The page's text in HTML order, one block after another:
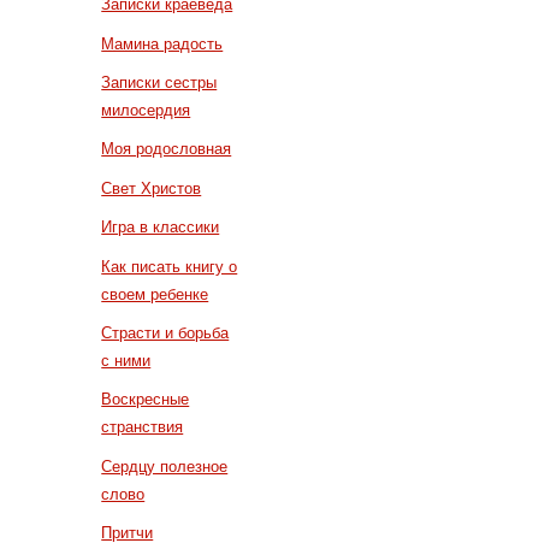
Записки краеведа
Мамина радость
Записки сестры
милосердия
Моя родословная
Свет Христов
Игра в классики
Как писать книгу о
своем ребенке
Страсти и борьба
с ними
Воскресные
странствия
Сердцу полезное
слово
Притчи